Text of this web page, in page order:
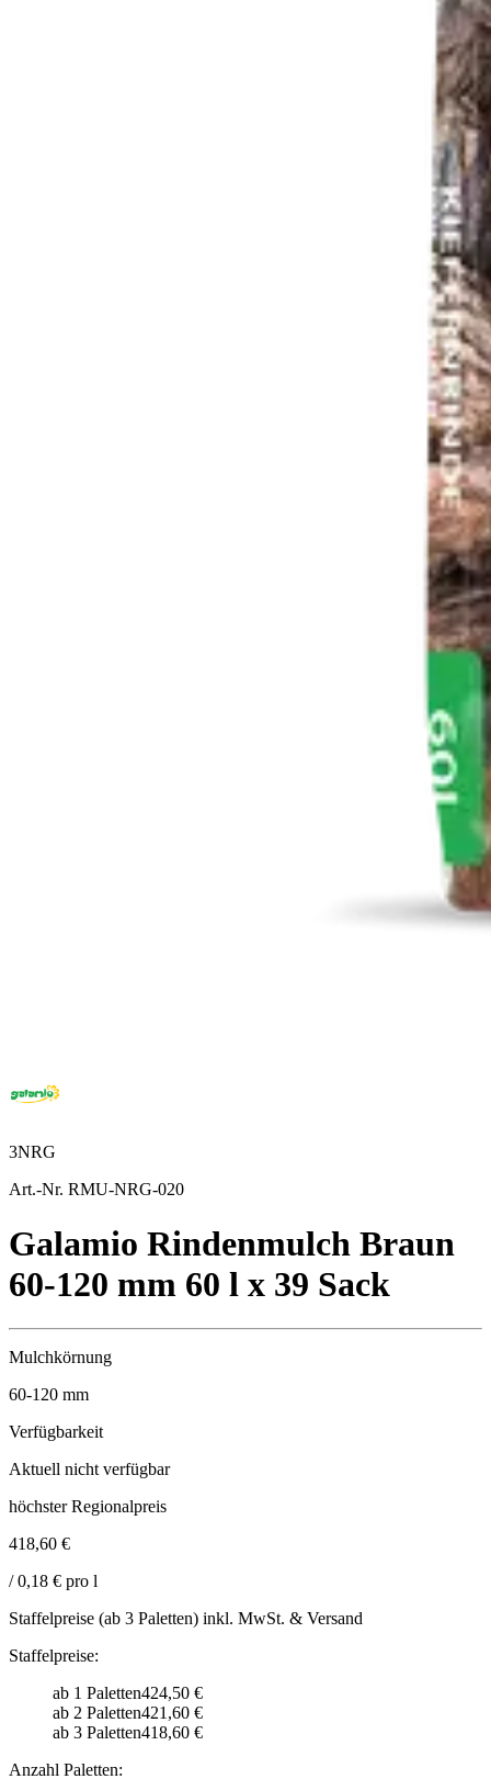
3NRG
Art.-Nr. RMU-NRG-020
Galamio Rindenmulch Braun
60-120 mm 60 l x 39 Sack
Mulchkörnung
60-120 mm
Verfügbarkeit
Aktuell nicht verfügbar
höchster Regionalpreis
418,60 €
/ 0,18 € pro l
Staffelpreise (ab 3 Paletten) inkl. MwSt. & Versand
Staffelpreise:
ab 1 Paletten424,50 €
ab 2 Paletten421,60 €
ab 3 Paletten418,60 €
Anzahl Paletten: